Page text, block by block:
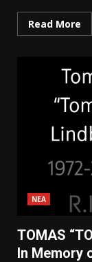
Read More
ΝΕΑ
TOMAS
In Memory